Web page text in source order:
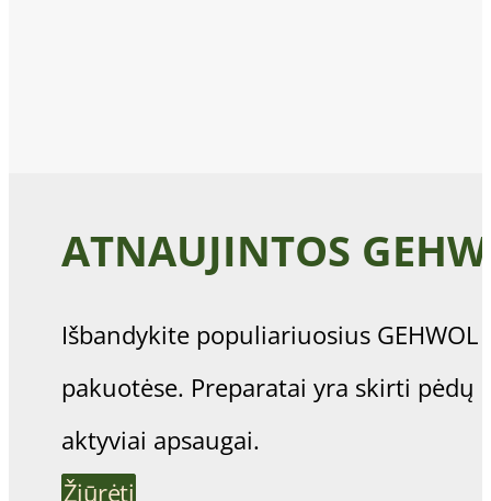
ATNAUJINTOS
Išbandykite populiariuosius
pakuotėse. Preparatai yra skirti
aktyviai apsaugai.
Žiūrėti